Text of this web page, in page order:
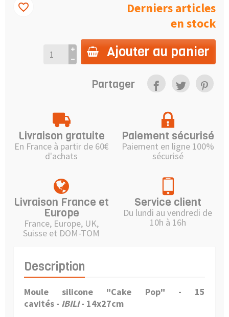
Derniers articles
en stock
Ajouter au panier
favorite_border
Partager
Livraison gratuite
En France à partir de 60€
d'achats
Paiement sécurisé
Paiement en ligne 100%
sécurisé
Livraison France et
Europe
France, Europe, UK,
Suisse et DOM-TOM
Service client
Du lundi au vendredi de
10h à 16h
Description
Moule silicone "Cake Pop" - 15
cavités - IBILI- 14x27cm